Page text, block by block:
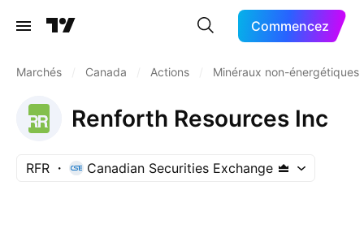
Commencez
Marchés Canada Actions Minéraux non-énergétiques
Renforth Resources Inc
RFR Canadian Securities Exchange